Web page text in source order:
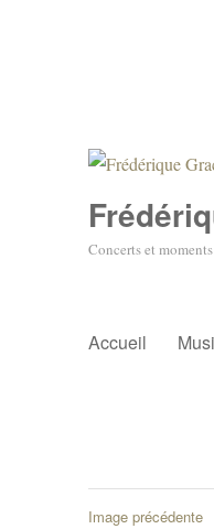
Concerts et
Accueil
Image précédente